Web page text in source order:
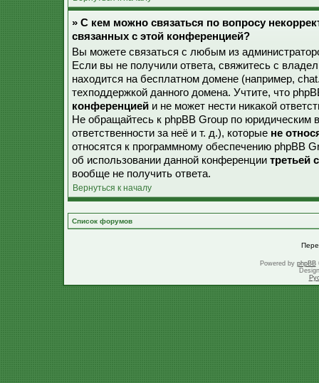
» С кем можно связаться по вопросу
связанных с этой конференцией?
Вы можете связаться с любым из
Если вы не получили ответа, свяжитесь с
находится на бесплатном домене (например,
техподдержкой данного домена. Учтите, что
конференцией и не может нести никакой
Не обращайтесь к phpBB Group по юридическим
ответственности за неё и т. д.), которые не
относятся к программному обеспечению phpBB
об использовании данной конференции третьей
вообще не получить ответа.
Вернуться к началу
Список форумов
Powered by phpBB